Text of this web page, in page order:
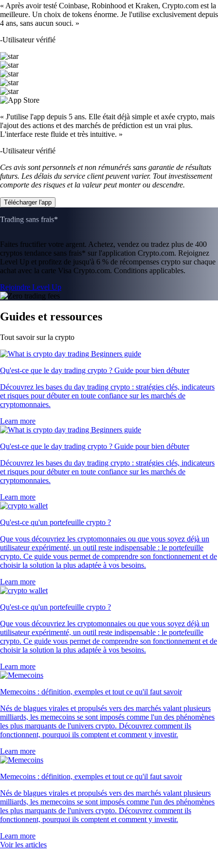
« Après avoir testé Coinbase, Robinhood et Kraken, Crypto.com est la
meilleure. Un choix de tokens énorme. Je l'utilise exclusivement depuis
4 ans, sans aucun souci. »
-Utilisateur vérifié
« J'utilise l'app depuis 5 ans. Elle était déjà simple et axée crypto, mais
l'ajout des actions et des marchés de prédiction est un vrai plus.
L'interface reste fluide et très intuitive. »
-Utilisateur vérifié
Ces avis sont personnels et non rémunérés sans garantie de résultats
futurs. Les délais du service client peuvent varier. Tout investissement
comporte des risques et la valeur peut monter ou descendre.
Télécharger l'app
Trading sans frais*
Faites fructifier votre argent. Achetez, vendez ou tradez plus de 400
cryptos tendance sans frais* sur l'application Crypto.com. Rejoignez
Level Up et profitez de jusqu'à 6 % de récompenses crypto sur chaque
achat avec la carte Visa Crypto.com. Conditions applicables.
Rejoindre Level Up
Guides et ressources
Tout savoir sur la crypto
Qu'est-ce que le day trading crypto ? Guide pour bien débuter
Découvrez les bases du day trading crypto : stratégies clés, indicateurs
et risques pour débuter en toute confiance sur les marchés de
cryptomonnaies.
Learn more
Qu'est-ce que le day trading crypto ? Guide pour bien débuter
Découvrez les bases du day trading crypto : stratégies clés, indicateurs
et risques pour débuter en toute confiance sur les marchés de
cryptomonnaies.
Learn more
Qu'est-ce qu'un portefeuille crypto ?
Que vous découvriez les cryptomonnaies ou que vous soyez déjà un
utilisateur expérimenté, un outil reste indispensable : le portefeuille
crypto. Ce guide vous permet de comprendre son fonctionnement et de
choisir la solution la plus adaptée à vos besoins.
Learn more
Qu'est-ce qu'un portefeuille crypto ?
Que vous découvriez les cryptomonnaies ou que vous soyez déjà un
utilisateur expérimenté, un outil reste indispensable : le portefeuille
crypto. Ce guide vous permet de comprendre son fonctionnement et de
choisir la solution la plus adaptée à vos besoins.
Learn more
Memecoins : définition, exemples et tout ce qu'il faut savoir
Nés de blagues virales et propulsés vers des marchés valant plusieurs
milliards, les memecoins se sont imposés comme l'un des phénomènes
les plus marquants de l'univers crypto. Découvrez comment ils
fonctionnent, pourquoi ils comptent et comment y investir.
Learn more
Memecoins : définition, exemples et tout ce qu'il faut savoir
Nés de blagues virales et propulsés vers des marchés valant plusieurs
milliards, les memecoins se sont imposés comme l'un des phénomènes
les plus marquants de l'univers crypto. Découvrez comment ils
fonctionnent, pourquoi ils comptent et comment y investir.
Learn more
Voir les articles